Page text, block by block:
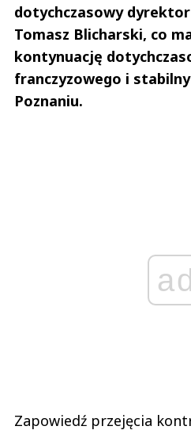
dotychczasowy
Tomasz Blicharski, co
kontynuację
franczyzowego i
Poznaniu.
Zapowiedź przejęcia